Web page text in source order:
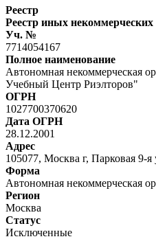
Реестр
Реестр иных некоммерческих
Уч. №
7714054167
Полное наименование
Автономная некоммерческая
Учебный Центр Риэлторов"
ОГРН
1027700370620
Дата ОГРН
28.12.2001
Адрес
105077, Москва г, Парковая 9-я
Форма
Автономная некоммерческая
Регион
Москва
Статус
Исключенные